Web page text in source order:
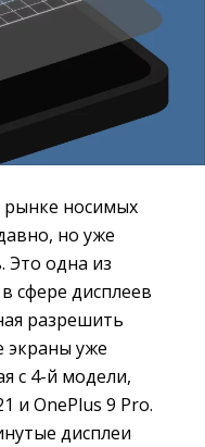
рынке носимых
но уже
Это одна из
сфере дисплеев
разрешить
экраны уже
с 4-й модели,
и OnePlus 9 Pro.
дисплеи